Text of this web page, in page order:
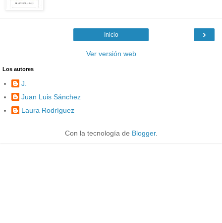
›
Inicio
Ver versión web
Los autores
J.
Juan Luis Sánchez
Laura Rodríguez
Con la tecnología de Blogger.